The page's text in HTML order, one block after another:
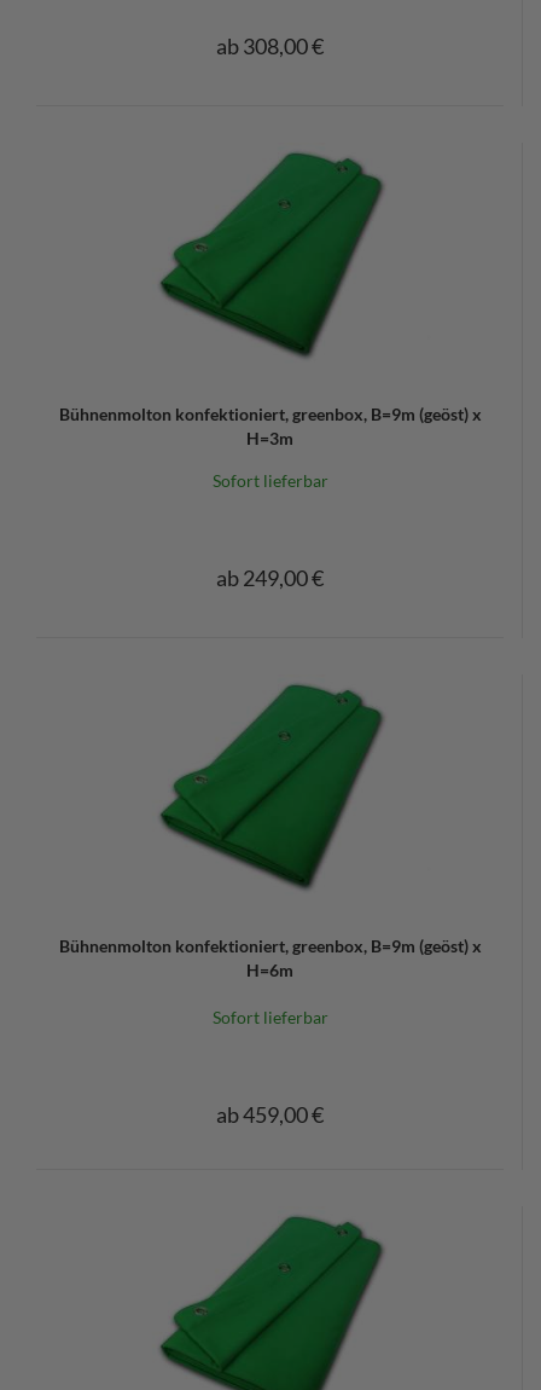
ab 308,00 €
Bühnenmolton konfektioniert, greenbox, B=9m (geöst) x
H=3m
Sofort lieferbar
ab 249,00 €
Bühnenmolton konfektioniert, greenbox, B=9m (geöst) x
H=6m
Sofort lieferbar
ab 459,00 €